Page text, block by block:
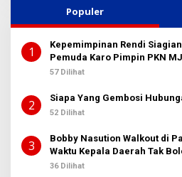
Populer
1
Kepemimpinan Rendi
Pemuda Karo Pimpin PKN
57 Dilihat
2 Siapa Yang Gembosi
52 Dilihat
3
Bobby Nasution Walkout di
Waktu Kepala Daerah Tak
36 Dilihat